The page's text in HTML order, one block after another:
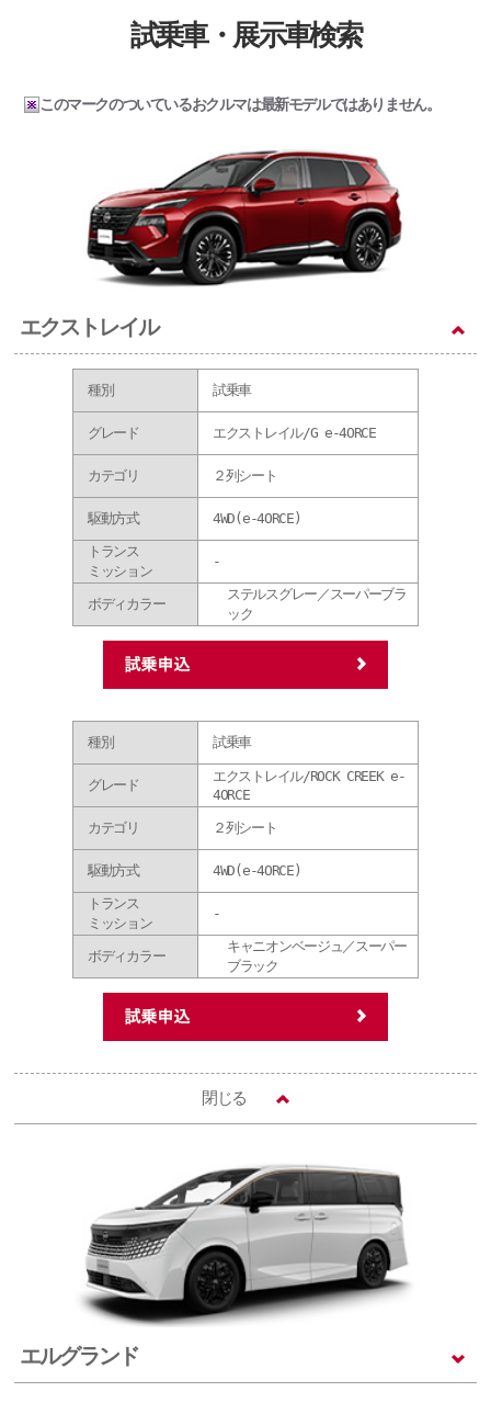
試乗車・展示車検索
このマークのついているおクルマは最新モデルではありません。
エクストレイル
種別 試乗車
グレード エクストレイル/G e-4ORCE
カテゴリ ２列シート
駆動方式
4WD(e-4ORCE)
トランス
ミッション
-
ボディカラー
ステルスグレー／スーパーブラ
ック
種別 試乗車
グレード
エクストレイル/ROCK CREEK e-
4ORCE
カテゴリ
２列シート
駆動方式
4WD(e-4ORCE)
トランス
ミッション
-
ボディカラー
キャニオンベージュ／スーパー
ブラック
閉じる
エルグランド